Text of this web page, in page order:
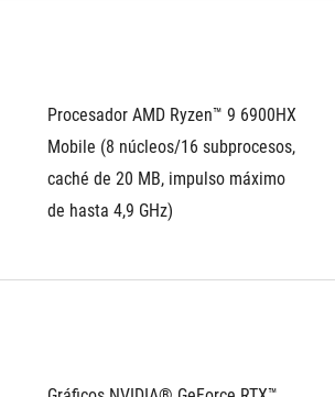
Procesador AMD Ryzen™ 9 6900HX
Mobile (8 núcleos/16 subprocesos,
caché de 20 MB, impulso máximo
de hasta 4,9 GHz)